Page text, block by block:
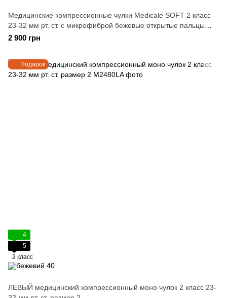
Медицинские компрессионные чулки Medicale SOFT 2 класс
23-32 мм рт. ст. с микрофиброй бежевые открытые пальцы
размер 2
2 900 грн
Подарок
4
5
2 класс
ЛЕВЫЙ медицинский компрессионный моно чулок 2 класс 23-